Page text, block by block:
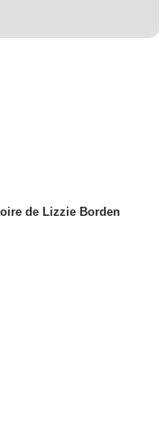
de Lizzie Borden